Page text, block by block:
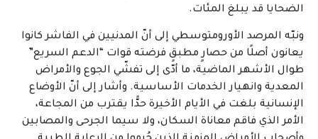
الضحايا قد يبلغ المئات.
ونبّه المرصد الأورومتوسطي إلى أنّ المدنيين في الفاشر كانوا
يعانون أصلًا من حصارٍ مطبقٍ فرضته قوات “الدعم السريع”
طوال الأشهر الماضية، ما أدّى إلى تفشّي الجوع والأمراض
المعدية وانهيار الخدمات الأساسية. وأشار إلى أنّ الأوضاع
الإنسانية بلغت في الأيام الأخيرة حدًّا يقترب من المجاعة،
الأمر الذي فاقم معاناة السكان، ولا سيما الجرحى والمصابين